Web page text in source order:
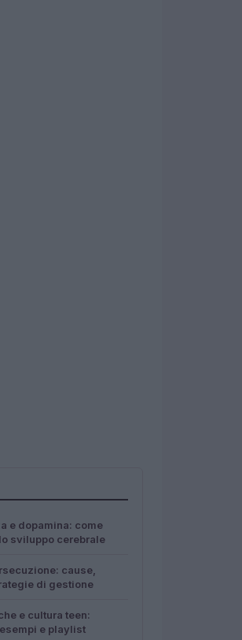
e dopamina: come
sviluppo cerebrale
cause,
di gestione
e cultura teen:
e playlist